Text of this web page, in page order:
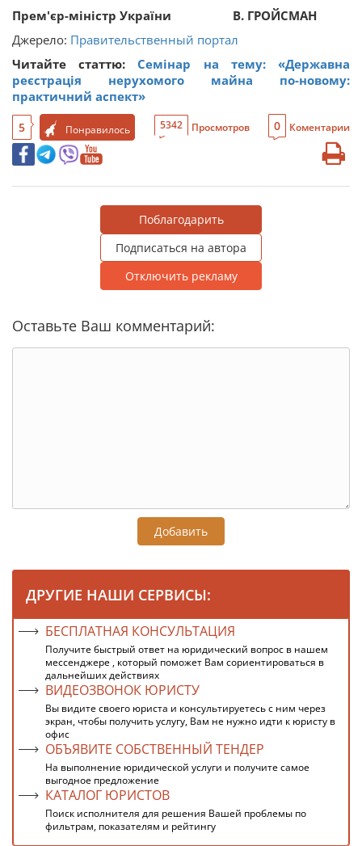
Прем'єр-міністр України
В. ГРОЙСМАН
Джерело: Правительственный портал
Читайте статтю: Семінар на тему: «Державна
реєстрація нерухомого майна по-новому:
практичний аспект»
5 Понравилось 5342 Просмотров 0 Коментарии
Поблагодарить
Подписаться на автора
Отключить рекламу
Оставьте Ваш комментарий:
Добавить
ДРУГИЕ НАШИ СЕРВИСЫ:
БЕСПЛАТНАЯ КОНСУЛЬТАЦИЯ
Получите быстрый ответ на юридический вопрос в нашем
мессенджере , который поможет Вам сориентироваться в
дальнейших действиях
ВИДЕОЗВОНОК ЮРИСТУ
Вы видите своего юриста и консультируетесь с ним через
экран, чтобы получить услугу, Вам не нужно идти к юристу в
офис
ОБЪЯВИТЕ СОБСТВЕННЫЙ ТЕНДЕР
На выполнение юридической услуги и получите самое
выгодное предложение
КАТАЛОГ ЮРИСТОВ
Поиск исполнителя для решения Вашей проблемы по
фильтрам, показателям и рейтингу